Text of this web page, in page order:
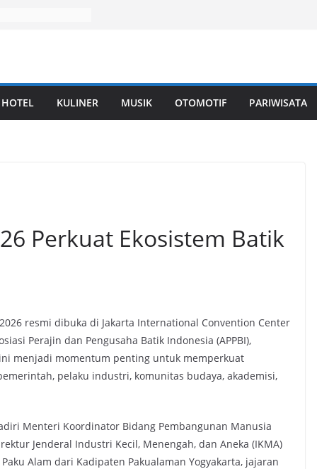
HOTEL KULINER MUSIK OTOMOTIF PARIWISATA
Perkuat Ekosistem Batik
resmi dibuka di Jakarta International Convention Center
Perajin dan Pengusaha Batik Indonesia (APPBI),
menjadi momentum penting untuk memperkuat
pelaku industri, komunitas budaya, akademisi,
Menteri Koordinator Bidang Pembangunan Manusia
Jenderal Industri Kecil, Menengah, dan Aneka (IKMA)
Alam dari Kadipaten Pakualaman Yogyakarta, jajaran